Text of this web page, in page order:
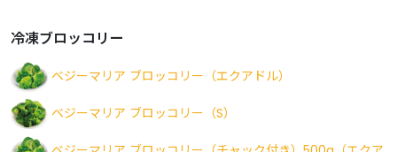
冷凍ブロッコリー
ベジーマリア ブロッコリー（エクアドル）
ベジーマリア ブロッコリー（S）